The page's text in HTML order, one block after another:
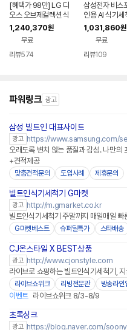
[혜택가 98만] LG 디
오스 오브제컬렉션 식
기세척기 DUE5BGL1
E 1등급 14인용
1,240,370원
무료
리뷰574
삼성전자 비스
인용 AI 식기세
동맞춤세척 에
급
1,031,860원
무료
리뷰109
파워링크 광고
삼성 빌트인 대표사이트
광고 https://www.samsung.com/
오래도록 변치 않는 품질과 감성. 나만의
+견적제공
맞춤견적문의 도입사례 제휴문의
빌트인식기세척기 G마켓
광고 http://m.gmarket.co.kr
빌트인식기세척기 주말까지 매일매일
G마켓베스트 슈퍼딜특가 스타배송
CJ온스타일 X BEST상품
광고 http://www.cjonstyle.com
라이브로 쇼핑하는 빌트인식기세척기,
라이브쇼위크 리빙전문관 방송라인
이벤트 라이브쇼위크 8/3-8/9
초록싱크
광고 https://blog.naver.com/